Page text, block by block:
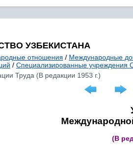
УЗБЕКИСТАНА
отношения / Международные
/ Специализированные учреждения
Труда (В редакции 1953 г.)
(В